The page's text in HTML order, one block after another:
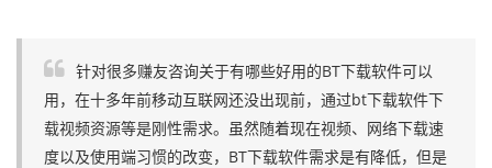
针对很多赚友咨询关于有哪些好用的BT下载软件可以
用，在十多年前移动互联网还没出现前，通过bt下载软件下
载视频资源等是刚性需求。虽然随着现在视频、网络下载速
度以及使用端习惯的改变，BT下载软件需求是有降低，但是